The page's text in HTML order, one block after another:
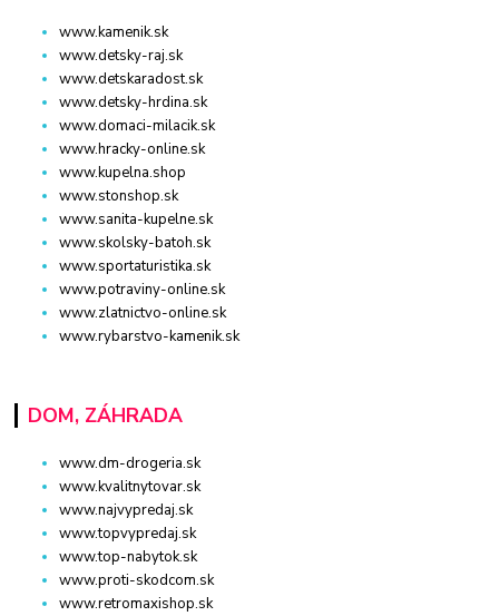
www.kamenik.sk
www.detsky-raj.sk
www.detskaradost.sk
www.detsky-hrdina.sk
www.domaci-milacik.sk
www.hracky-online.sk
www.kupelna.shop
www.stonshop.sk
www.sanita-kupelne.sk
www.skolsky-batoh.sk
www.sportaturistika.sk
www.potraviny-online.sk
www.zlatnictvo-online.sk
www.rybarstvo-kamenik.sk
DOM, ZÁHRADA
www.dm-drogeria.sk
www.kvalitnytovar.sk
www.najvypredaj.sk
www.topvypredaj.sk
www.top-nabytok.sk
www.proti-skodcom.sk
www.retromaxishop.sk